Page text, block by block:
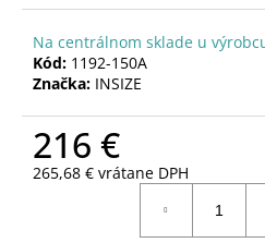
Na centrálnom sklade u
Kód: 1192-150A
Značka: INSIZE
216 €
265,68 € vrátane DPH
ú
a
m
e